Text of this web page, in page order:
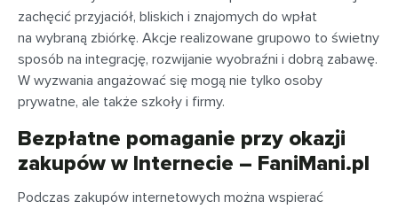
zachęcić przyjaciół, bliskich i znajomych do wpłat
na wybraną zbiórkę. Akcje realizowane grupowo to świetny
sposób na integrację, rozwijanie wyobraźni i dobrą zabawę.
W wyzwania angażować się mogą nie tylko osoby
prywatne, ale także szkoły i firmy.
Bezpłatne pomaganie przy okazji
zakupów w Internecie – FaniMani.pl
Podczas zakupów internetowych można wspierać